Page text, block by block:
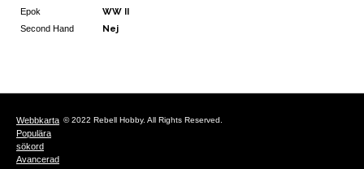
Epok WW II
Second Hand Nej
Webbkarta
Populära
sökord
Avancerad
© 2022 Rebell Hobby. All Rights Reserved.